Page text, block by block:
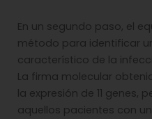
En un segundo paso, el
método para identificar
característico de la
La firma molecular
la expresión de 11 genes,
aquellos pacientes con